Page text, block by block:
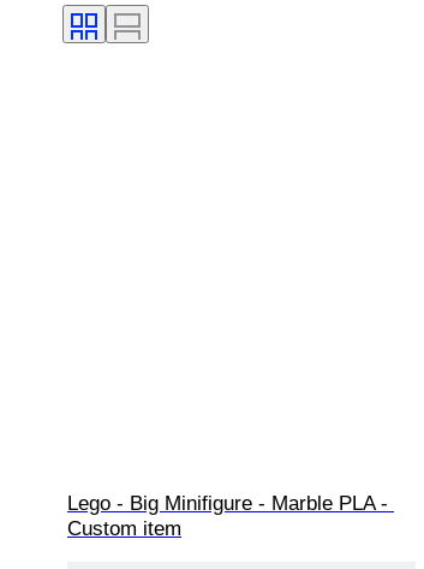
Lego - Big Minifigure - Marble PLA -
Custom item